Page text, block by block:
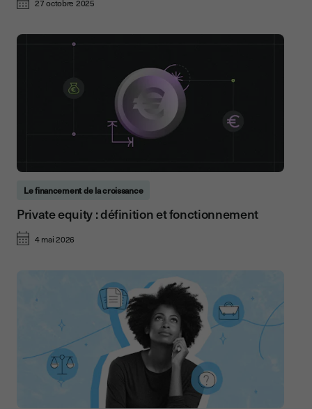
27 octobre 2025
Le financement de la croissance
Private equity : définition et fonctionnement
4 mai 2026